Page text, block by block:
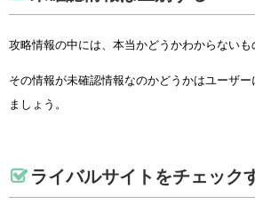
攻略情報の中には、本当かどうかわからないも
その情報が未確認情報なのかどうかはユーザー
ましょう。
ライバルサイトをチェック